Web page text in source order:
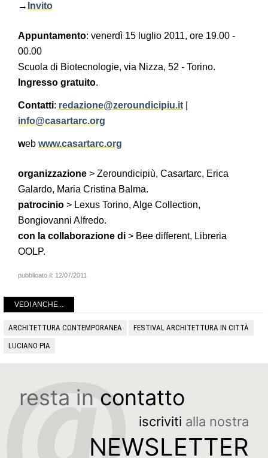
→ Invito
Appuntamento: venerdì 15 luglio 2011, ore 19.00 -
00.00
Scuola di Biotecnologie, via Nizza, 52 - Torino.
Ingresso gratuito.
Contatti: redazione@zeroundicipiu.it
info@casartarc.org
web www.casartarc.org
organizzazione > Zeroundicipiù, Casartarc, Erica
Galardo, Maria Cristina Balma.
patrocinio > Lexus Torino, Alge Collection,
Bongiovanni Alfredo.
con la collaborazione di > Bee different, Libreria
OOLP.
pubblicato il: 12/07/2011
VEDI ANCHE...
ARCHITETTURA CONTEMPORANEA
FESTIVAL ARCHITETTURA IN CITTÀ
LUCIANO PIA
resta in contatto
iscriviti alla nostra
NEWSLETTER